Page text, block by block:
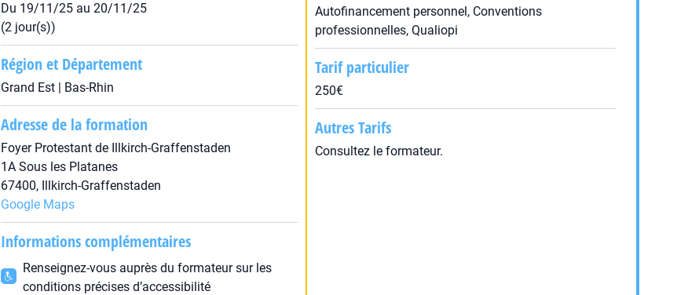
Du 19/11/25 au 20/11/25
(2 jour(s))
Région et Département
Grand Est | Bas-Rhin
Adresse de la formation
Foyer Protestant de Illkirch-Graffenstaden
1A Sous les Platanes
67400, Illkirch-Graffenstaden
Google Maps
Informations complémentaires
Renseignez-vous auprès du formateur sur les
conditions précises d’accessibilité
Autofinancement personnel, Conventions
professionnelles, Qualiopi
Tarif particulier
250€
Autres Tarifs
Consultez le formateur.